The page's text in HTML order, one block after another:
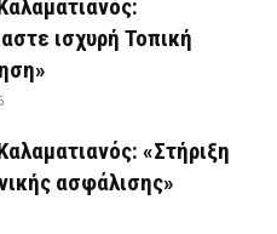
ισχυρή Τοπική
«Στήριξη
ασφάλισης»